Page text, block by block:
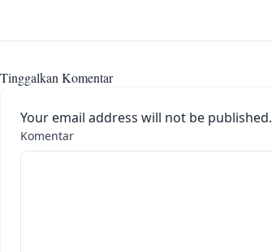
Tinggalkan Komentar
Your email address will not be published.
Komentar